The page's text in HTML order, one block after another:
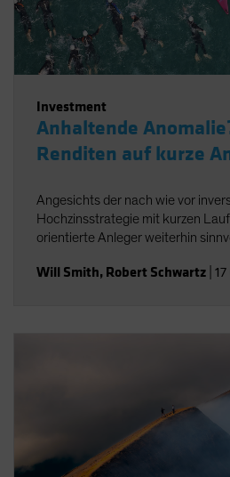
Investment
Anhaltende
Renditen auf kurze
Angesichts der nach wie vor
Hochzinsstrategie mit kurzen
orientierte Anleger weiterhin
Will Smith, Robert Schwartz